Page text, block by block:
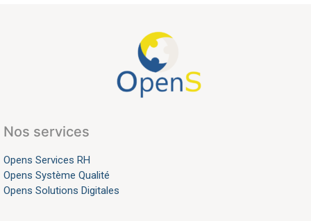
Nos services
Opens Services RH
Opens Système Qualité
Opens Solutions Digitales